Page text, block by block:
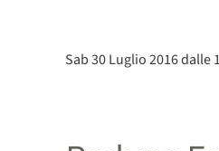
Sab 30 Luglio 2016